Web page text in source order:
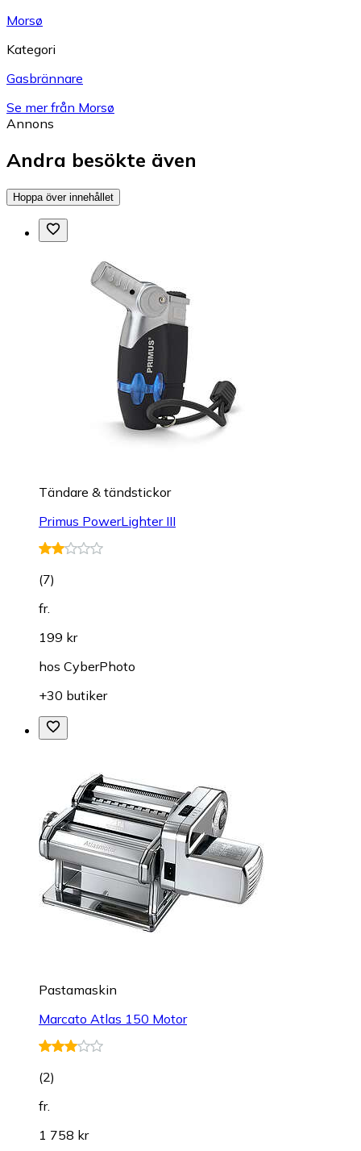
Morsø
Kategori
Gasbrännare
Se mer från Morsø
Annons
Andra besökte även
Hoppa över innehållet
Tändare & tändstickor
Primus PowerLighter III
(7)
fr.
199 kr
hos CyberPhoto
+30 butiker
Pastamaskin
Marcato Atlas 150 Motor
(2)
fr.
1 758 kr